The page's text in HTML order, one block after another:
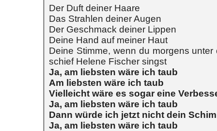
Der Duft deiner Haare
Das Strahlen deiner Augen
Der Geschmack deiner Lippen
Deine Hand auf meiner Haut
Deine Stimme, wenn du morgens
schief Helene Fischer singst
Ja, am liebsten wäre ich taub
Am liebsten wäre ich taub
Vielleicht wäre es sogar eine
Ja, am liebsten wäre ich taub
Dann würde ich jetzt nicht dein
Ja, am liebsten wäre ich taub